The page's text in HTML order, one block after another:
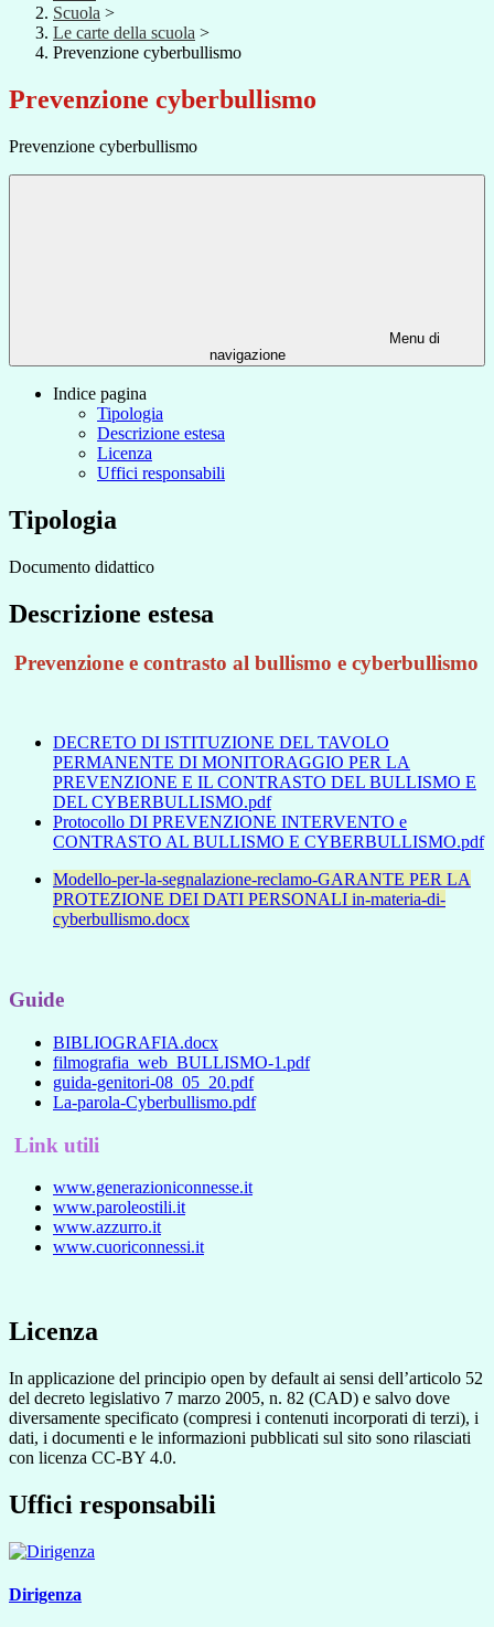
Scuola >
Le carte della scuola >
Prevenzione cyberbullismo
Prevenzione cyberbullismo
Prevenzione cyberbullismo
Menu di
navigazione
Indice pagina
Tipologia
Descrizione estesa
Licenza
Uffici responsabili
Tipologia
Documento didattico
Descrizione estesa
Prevenzione e contrasto al bullismo e cyberbullismo
DECRETO DI ISTITUZIONE DEL TAVOLO
PERMANENTE DI MONITORAGGIO PER LA
PREVENZIONE E IL CONTRASTO DEL BULLISMO E
DEL CYBERBULLISMO.pdf
Protocollo DI PREVENZIONE INTERVENTO e
CONTRASTO AL BULLISMO E CYBERBULLISMO.pdf
Modello-per-la-segnalazione-reclamo-GARANTE PER LA
PROTEZIONE DEI DATI PERSONALI in-materia-di-
cyberbullismo.docx
Guide
BIBLIOGRAFIA.docx
filmografia_web_BULLISMO-1.pdf
guida-genitori-08_05_20.pdf
La-parola-Cyberbullismo.pdf
Link utili
www.generazioniconnesse.it
www.paroleostili.it
www.azzurro.it
www.cuoriconnessi.it
Licenza
In applicazione del principio open by default ai sensi dell’articolo 52
del decreto legislativo 7 marzo 2005, n. 82 (CAD) e salvo dove
diversamente specificato (compresi i contenuti incorporati di terzi), i
dati, i documenti e le informazioni pubblicati sul sito sono rilasciati
con licenza CC-BY 4.0.
Uffici responsabili
Dirigenza